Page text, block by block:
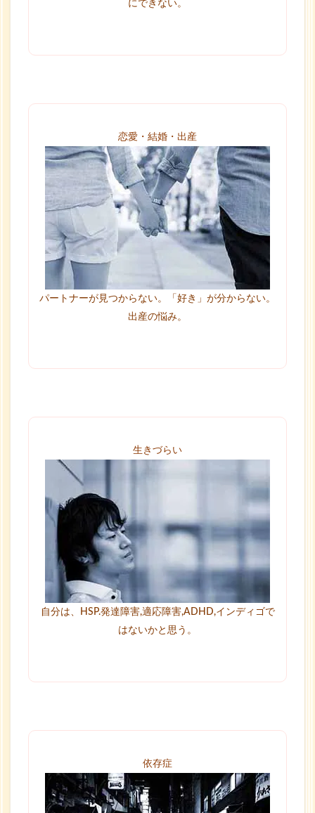
にできない。
恋愛・結婚・出産
パートナーが見つからない。「好き」が分からない。
出産の悩み。
生きづらい
自分は、HSP.発達障害,適応障害,ADHD,インディゴで
はないかと思う。
依存症